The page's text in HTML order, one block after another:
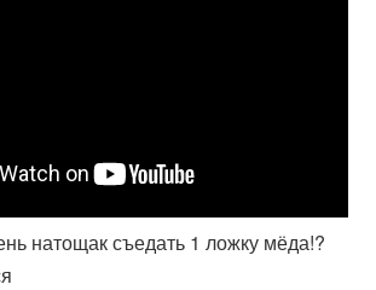
натощак съедать 1 ложку мёда!?